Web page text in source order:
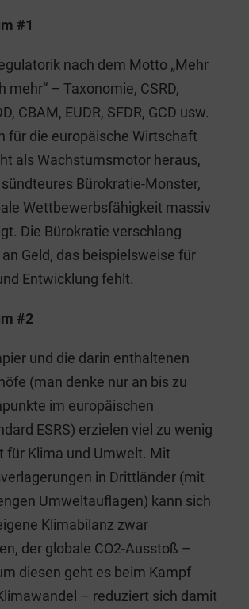
#1
nach dem Motto „Mehr
mehr“ – Taxonomie, CSRD,
CBAM, EUDR, SFDR, GCD usw.
für die europäische Wirtschaft
als Wachstumsmotor heraus,
Bürokratie-Monster,
Wettbewerbsfähigkeit massiv
Die Bürokratie verschlang
Geld, das beispielsweise für
Entwicklung fehlt.
#2
und die darin enthaltenen
(man denke nur an bis zu
im europäischen
ESRS) erzielen viel zu wenig
für Klima und Umwelt. Mit
in Drittländer (mit
Umweltauflagen) kann sich
Klimabilanz zwar
der globale CO2-Ausstoß –
diesen geht es beim Kampf
– reduziert sich damit